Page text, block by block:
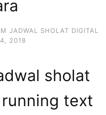
JADWAL SHOLAT DIGITAL
2018
sholat
text